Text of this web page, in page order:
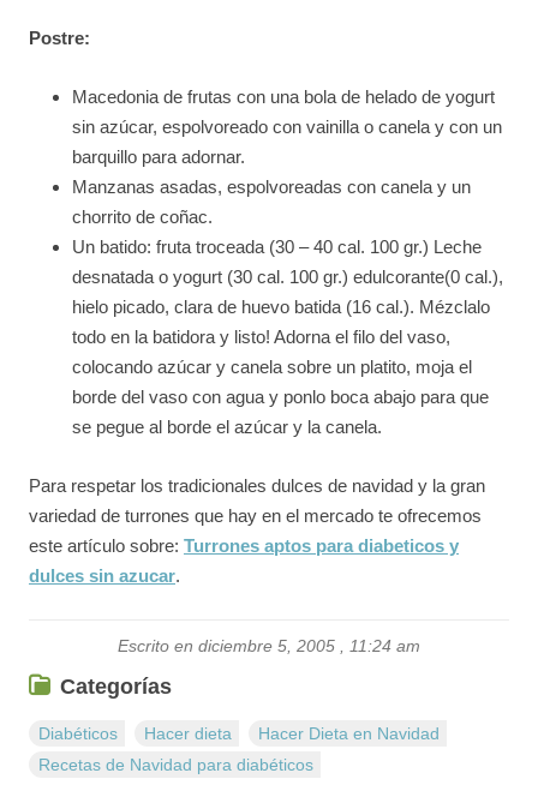
Postre:
Macedonia de frutas con una bola de helado de yogurt
sin azúcar, espolvoreado con vainilla o canela y con un
barquillo para adornar.
Manzanas asadas, espolvoreadas con canela y un
chorrito de coñac.
Un batido: fruta troceada (30 – 40 cal. 100 gr.) Leche
desnatada o yogurt (30 cal. 100 gr.) edulcorante(0 cal.),
hielo picado, clara de huevo batida (16 cal.). Mézclalo
todo en la batidora y listo! Adorna el filo del vaso,
colocando azúcar y canela sobre un platito, moja el
borde del vaso con agua y ponlo boca abajo para que
se pegue al borde el azúcar y la canela.
Para respetar los tradicionales dulces de navidad y la gran
variedad de turrones que hay en el mercado te ofrecemos
este artículo sobre: Turrones aptos para diabeticos y
dulces sin azucar.
Escrito en diciembre 5, 2005 , 11:24 am
Categorías
Diabéticos Hacer dieta
Hacer Dieta en Navidad
Recetas de Navidad para diabéticos